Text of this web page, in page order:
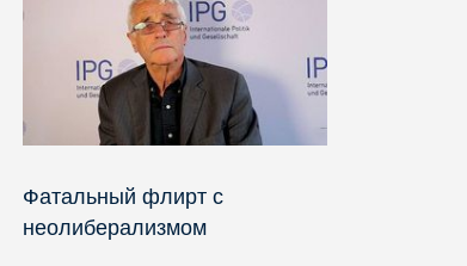
Фатальный флирт с
неолиберализмом